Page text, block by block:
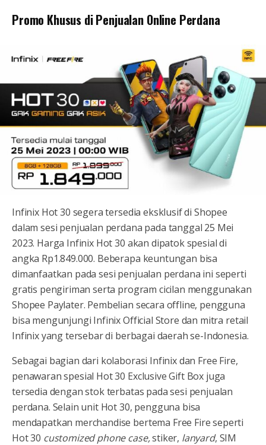
Promo Khusus di Penjualan Online Perdana
Infinix Hot 30 segera tersedia eksklusif di Shopee
dalam sesi penjualan perdana pada tanggal 25 Mei
2023. Harga Infinix Hot 30 akan dipatok spesial di
angka Rp1.849.000. Beberapa keuntungan bisa
dimanfaatkan pada sesi penjualan perdana ini seperti
gratis pengiriman serta program cicilan menggunakan
Shopee Paylater. Pembelian secara offline, pengguna
bisa mengunjungi Infinix Official Store dan mitra retail
Infinix yang tersebar di berbagai daerah se-Indonesia.
Sebagai bagian dari kolaborasi Infinix dan Free Fire,
penawaran spesial Hot 30 Exclusive Gift Box juga
tersedia dengan stok terbatas pada sesi penjualan
perdana. Selain unit Hot 30, pengguna bisa
mendapatkan merchandise bertema Free Fire seperti
Hot 30 customized phone case,stiker, lanyard, SIM